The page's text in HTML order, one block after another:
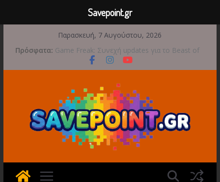
περιεχόμενο
Παρασκευή, 7 Αυγούστου, 2026
Πρόσφατα: Game Freak: Συνεχή updates για το Beast of
Reincarnation μετά την ανάμεικτη υποδοχή
Μια φωτογραφική περιπέτεια συνεχίζεται στο
Διασχίστε τους ουρανούς με το Wild Blue
Skies αυτό το φθινόπωρο
Διακοπές και παιχνίδι για όλη την οικογένεια!
Έρχεται 1η Σεπτεμβρίου το Crimson Moon
Savepoint.gr